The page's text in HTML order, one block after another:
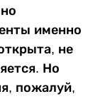
именно
не
Но
пожалуй,